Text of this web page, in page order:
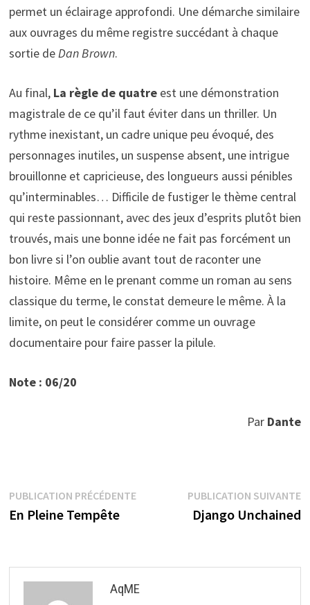
permet un éclairage approfondi. Une démarche similaire
aux ouvrages du même registre succédant à chaque
sortie deDan Brown.
Au final, La règle de quatreest une démonstration
magistrale de ce qu’il faut éviter dans un thriller. Un
rythme inexistant, un cadre unique peu évoqué, des
personnages inutiles, un suspense absent, une intrigue
brouillonne et capricieuse, des longueurs aussi pénibles
qu’interminables… Difficile de fustiger le thème central
qui reste passionnant, avec des jeux d’esprits plutôt bien
trouvés, mais une bonne idée ne fait pas forcément un
bon livre si l’on oublie avant tout de raconter une
histoire. Même en le prenant comme un roman au sens
classique du terme, le constat demeure le même. À la
limite, on peut le considérer comme un ouvrage
documentaire pour faire passer la pilule.
Note : 06/20
Par Dante
Navigation
de
PUBLICATION PRÉCÉDENTEPublication
précédente :
En Pleine Tempête
PUBLICATION SUIVANTE
Django Unchained
AqME